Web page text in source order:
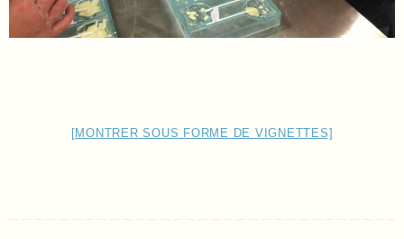
[MONTRER SOUS FORME DE VIGNETTES]